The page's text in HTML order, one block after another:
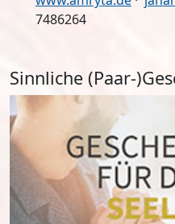
7486264
Sinnliche (Paar-